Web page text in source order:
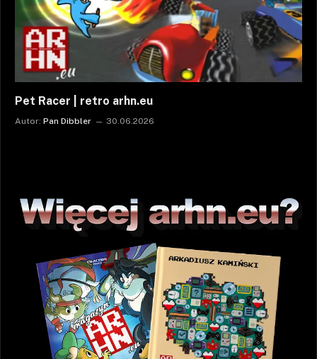
Pet Racer | retro arhn.eu
Autor: Pan Dibbler 30.06.2026